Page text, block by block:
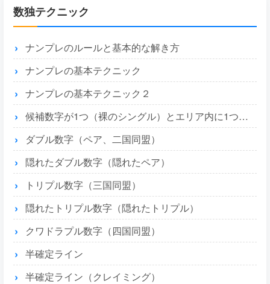
数独テクニック
ナンプレのルールと基本的な解き方
ナンプレの基本テクニック
ナンプレの基本テクニック２
候補数字が1つ（裸のシングル）とエリア内に1つ（隠れたシングル）
ダブル数字（ペア、二国同盟）
隠れたダブル数字（隠れたペア）
トリプル数字（三国同盟）
隠れたトリプル数字（隠れたトリプル）
クワドラプル数字（四国同盟）
半確定ライン
半確定ライン（クレイミング）